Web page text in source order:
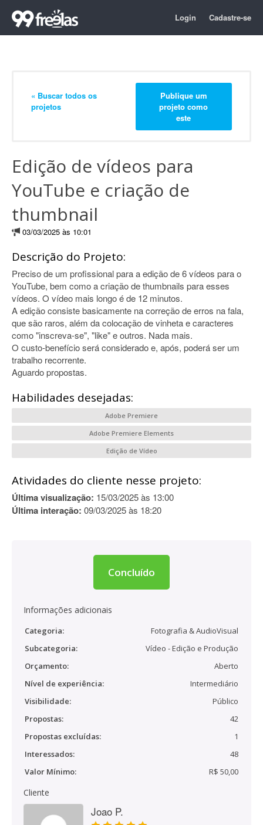
Login Cadastre-se
« Buscar todos os
projetos
Publique um
projeto como
este
Edição de vídeos para
YouTube e criação de
thumbnail
03/03/2025 às 10:01
Descrição do Projeto:
Preciso de um profissional para a edição de 6 vídeos para o
YouTube, bem como a criação de thumbnails para esses
vídeos. O vídeo mais longo é de 12 minutos.
A edição consiste basicamente na correção de erros na fala,
que são raros, além da colocação de vinheta e caracteres
como "inscreva-se", "like" e outros. Nada mais.
O custo-benefício será considerado e, após, poderá ser um
trabalho recorrente.
Aguardo propostas.
Habilidades desejadas:
Adobe Premiere
Adobe Premiere Elements
Edição de Vídeo
Atividades do cliente nesse projeto:
Última visualização: 15/03/2025 às 13:00
Última interação: 09/03/2025 às 18:20
Concluído
Informações adicionais
Categoria:
Fotografia & AudioVisual
Subcategoria:
Vídeo - Edição e Produção
Orçamento:
Aberto
Nível de experiência:
Intermediário
Visibilidade:
Público
Propostas:
42
Propostas excluídas:
1
Interessados:
48
Valor Mínimo:
R$ 50,00
Cliente
Joao P.